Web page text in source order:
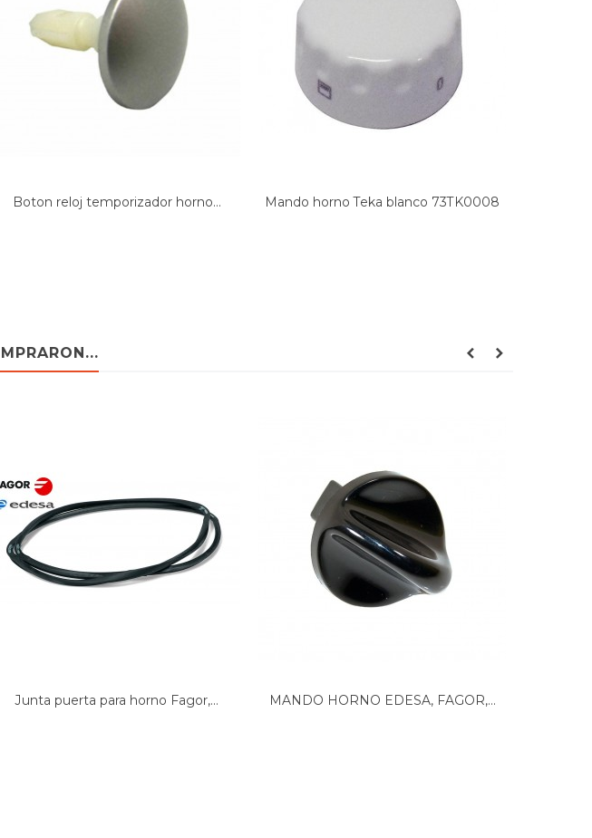
Boton reloj temporizador horno... Mando horno Teka blanco 73TK0008
Junta puerta para horno Fagor,... MANDO HORNO EDESA, FAGOR,...